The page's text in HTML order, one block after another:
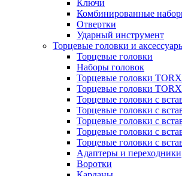
Ключи
Комбинированные
Отвертки
Ударный инструмент
Торцевые головки и
Торцевые головки
Наборы головок
Торцевые головки
Торцевые головки
Торцевые головки с
Торцевые головки с
Торцевые головки с
Торцевые головки с
Торцевые головки с
Адаптеры и переходники
Воротки